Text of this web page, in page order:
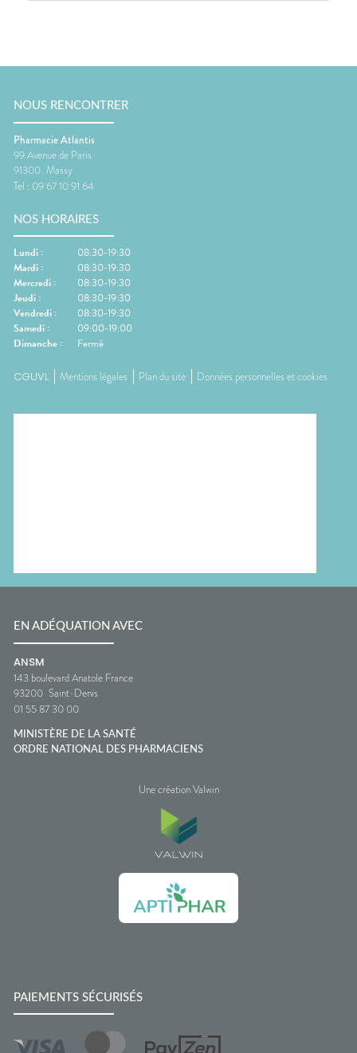
NOUS RENCONTRER
Pharmacie Atlantis
99 Avenue de Paris
91300 Massy
Tel : 09 67 10 91 64
NOS HORAIRES
Lundi :
08:30-19:30
Mardi :
08:30-19:30
Mercredi :
08:30-19:30
Jeudi :
08:30-19:30
Vendredi :
08:30-19:30
Samedi :
09:00-19:00
Dimanche : Fermé
CGUVL Mentions légales Plan du site Données personnelles et cookies
EN ADÉQUATION AVEC
ANSM
143 boulevard Anatole France
93200 Saint-Denis
01 55 87 30 00
MINISTÈRE DE LA SANTÉ
ORDRE NATIONAL DES PHARMACIENS
Une création Valwin
PAIEMENTS SÉCURISÉS